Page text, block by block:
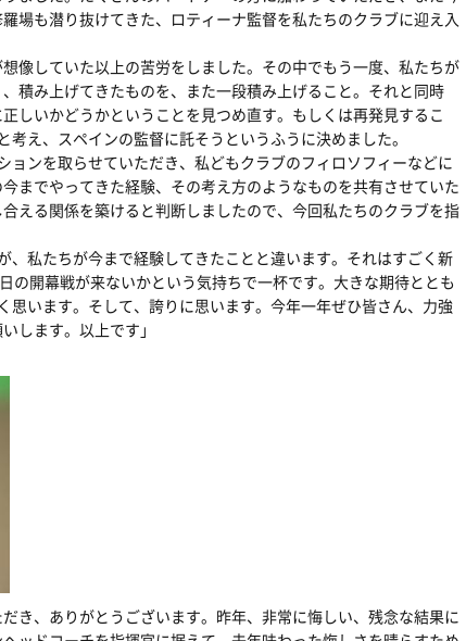
場も潜り抜けてきた、ロティーナ監督を私たちのクラブに迎え入
像していた以上の苦労をしました。その中でもう一度、私たちが
積み上げてきたものを、また一段積み上げること。それと同時
しいかどうかということを見つめ直す。もしくは再発見するこ
え、スペインの監督に託そうというふうに決めました。
ョンを取らせていただき、私どもクラブのフィロソフィーなどに
までやってきた経験、その考え方のようなものを共有させていた
える関係を築けると判断しましたので、今回私たちのクラブを指
、私たちが今まで経験してきたことと違います。それはすごく新
の開幕戦が来ないかという気持ちで一杯です。大きな期待ととも
思います。そして、誇りに思います。今年一年ぜひ皆さん、力強
します。以上です」
き、ありがとうございます。昨年、非常に悔しい、残念な結果に